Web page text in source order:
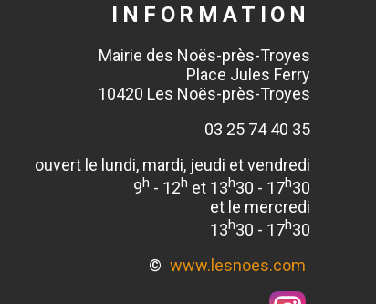
INFORMATION
Mairie des Noës-près-Troyes
Place Jules Ferry
10420 Les Noës-près-Troyes
03 25 74 40 35
ouvert le lundi, mardi, jeudi et vendredi
9h - 12h et 13h30 - 17h30
et le mercredi
13h30 - 17h30
© www.lesnoes.com